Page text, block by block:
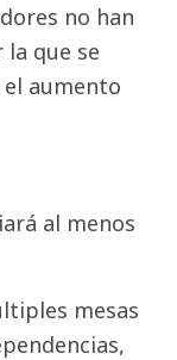
no han
que se
aumento
al menos
mesas